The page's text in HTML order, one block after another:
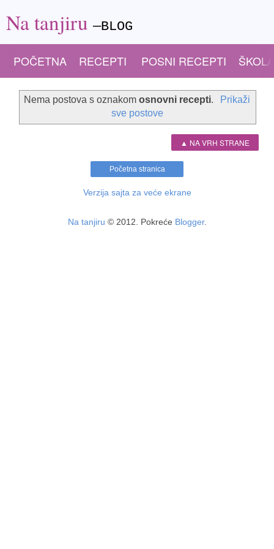
Na tanjiru—BLOG
POČETNA RECEPTI POSNI RECEPTI
Nema postova s oznakomosnovni recepti.
Prikaži
sve postove
▲ NA VRH STRANE
Početna stranica
Verzija sajta za veće ekrane
Na tanjiru © 2012. Pokreće Blogger.